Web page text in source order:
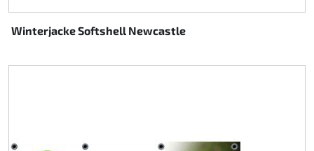
Winterjacke Softshell Newcastle